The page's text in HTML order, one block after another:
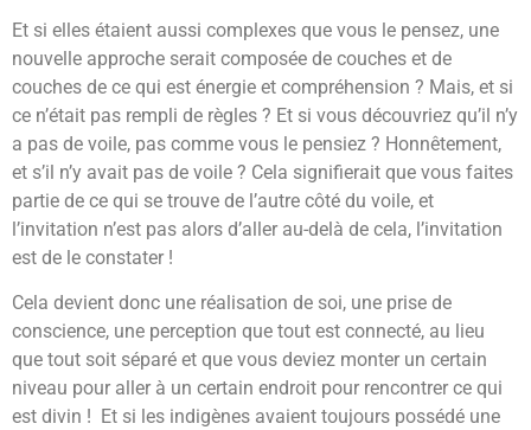
Et si elles étaient aussi complexes que vous le pensez, une
nouvelle approche serait composée de couches et de
couches de ce qui est énergie et compréhension ? Mais, et si
ce n’était pas rempli de règles ? Et si vous découvriez qu’il n’y
a pas de voile, pas comme vous le pensiez ? Honnêtement,
et s’il n’y avait pas de voile ? Cela signifierait que vous faites
partie de ce qui se trouve de l’autre côté du voile, et
l’invitation n’est pas alors d’aller au-delà de cela, l’invitation
est de le constater !
Cela devient donc une réalisation de soi, une prise de
conscience, une perception que tout est connecté, au lieu
que tout soit séparé et que vous deviez monter un certain
niveau pour aller à un certain endroit pour rencontrer ce qui
est divin ! Et si les indigènes avaient toujours possédé une